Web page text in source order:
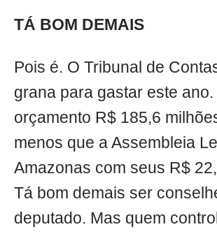
TÁ BOM DEMAIS
Pois é. O Tribunal de
grana para gastar este ano.
orçamento R$ 185,6
menos que a Assembleia
Amazonas com seus R$
Tá bom demais ser
deputado. Mas quem